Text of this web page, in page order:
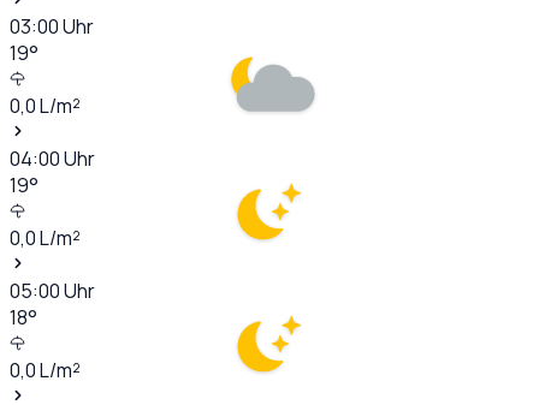
03:00Uhr
19°
0,0L/m²
04:00Uhr
19°
0,0L/m²
05:00Uhr
18°
0,0L/m²